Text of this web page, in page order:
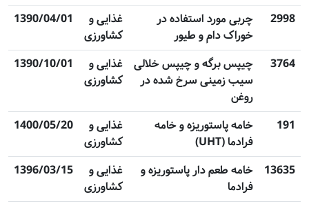
2998
چربی مورد استفاده در
خوراک دام و طیور
غذایی و
کشاورزی
1390/04/01
3764
چیپس برگه و چیپس خلالی
سیب زمینی سرخ شده در
روغن
غذایی و
کشاورزی
1390/10/01
191
خامه پاستوریزه و خامه
فرادما (UHT)
غذایی و
کشاورزی
1400/05/20
13635
خامه طعم دار پاستوریزه و
فرادما
غذایی و
کشاورزی
1396/03/15